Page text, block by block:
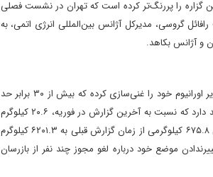
گزاره را پررنگ‌تر کرده است که تهران در نشست فصلی
گروسی، مدیر‌کل آژانس بین‌المللی انرژی اتمی، به
و آژانس بکاهد.
گزارش جدید آژانس بین‌المللی انرژی اتمی که دوشنبه‌شب منتشر شد، مدعی است ‌‌«ایران مقداری از ذخایر اورانیوم خود را غنی‌سازی کرده که بیش از ۳۰ برابر حد
مقرر در توافق‌نامه ۲۰۱۵ است». این‌ گزارش می‌افزاید: ‌«ایران اکنون ۱۴۲.۱ کیلوگرم اورانیوم با غنای ۶۰ درصد دارد که نسبت به آخرین گزارش در فوریه، ۲۰.۶ کیلوگرم
افزایش داشته است». این گزارش ادعا می‌کند «بر اساس برآورد‌ها، ذخایر اورانیوم غنی‌شده ایران با افزایش ۶۷۵.۸ کیلوگرمی از زمان گزارش قبلی به ۶۲۰۱.۳ کیلوگرم
موضع خود درباره لغو مجوز چند نفر از بازرسان